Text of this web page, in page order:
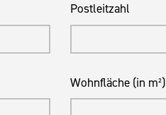
Postleitzahl
Wohnfläche (in m²)